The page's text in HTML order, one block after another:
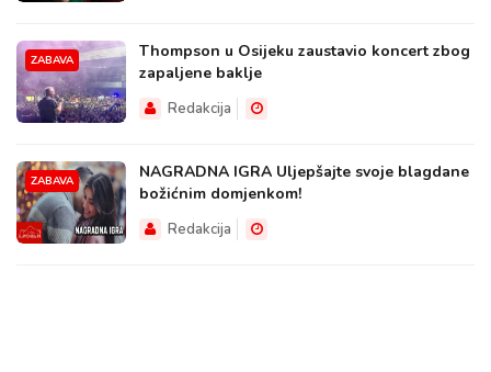
ZABAVA
Thompson u Osijeku zaustavio koncert zbog
zapaljene baklje
Redakcija
ZABAVA
NAGRADNA IGRA Uljepšajte svoje blagdane
božićnim domjenkom!
Redakcija